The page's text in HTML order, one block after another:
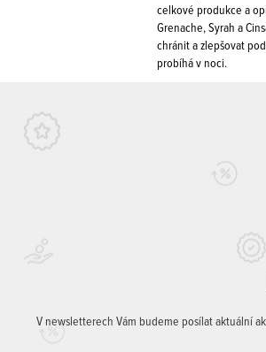
celkové produkce a
Grenache, Syrah a
chránit a zlepšovat
probíhá v noci.
V newsletterech Vám budeme posílat aktuální